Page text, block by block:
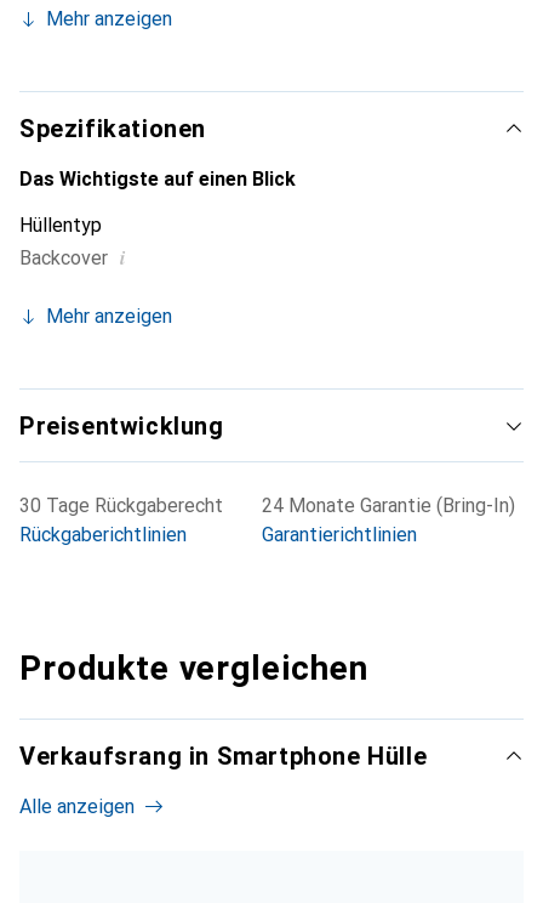
und unverzichtbaren Accessoire für Ihr Smartphone.
die Marke Noreve eine zuverlässige Wahl für eine
anspruchsvolle Kundschaft.
Mehr anzeigen
Spezifikationen
Das Wichtigste auf einen Blick
Hüllentyp
Backcover i
Mehr anzeigen
Preisentwicklung
30 Tage Rückgaberecht
Rückgaberichtlinien
24 Monate Garantie (Bring-In)
Garantierichtlinien
Produkte vergleichen
Verkaufsrang in Smartphone Hülle
Alle anzeigen